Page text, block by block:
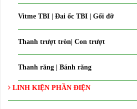
Vitme TBI | Đai ốc TBI | Gối đỡ
Thanh trượt tròn| Con trượt
Thanh răng | Bánh răng
LINH KIỆN PHẦN ĐIỆN